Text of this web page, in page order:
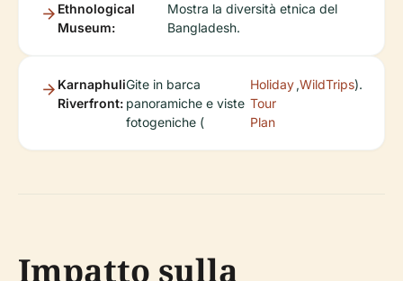
Ethnological
Museum:
Mostra la diversità etnica del
Bangladesh.
Karnaphuli
Riverfront:
Gite in barca
panoramiche e viste
fotogeniche (
Holiday
Tour
Plan
,WildTrips).
Impatto sulla